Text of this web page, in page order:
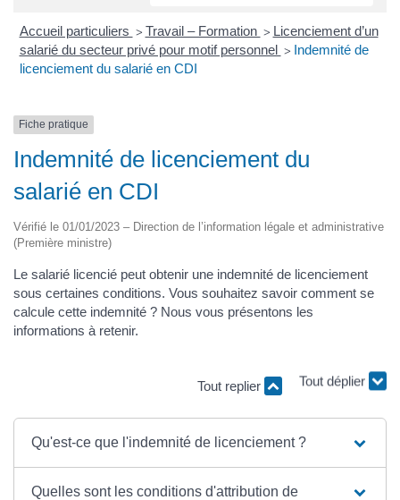
Accueil particuliers > Travail – Formation > Licenciement d’un
salarié du secteur privé pour motif personnel > Indemnité de
licenciement du salarié en CDI
Fiche pratique
Indemnité de licenciement du
salarié en CDI
Vérifié le 01/01/2023 – Direction de l’information légale et administrative
(Première ministre)
Le salarié licencié peut obtenir une indemnité de licenciement
sous certaines conditions. Vous souhaitez savoir comment se
calcule cette indemnité ? Nous vous présentons les
informations à retenir.
Tout replier Tout déplier
Qu'est-ce que l'indemnité de licenciement ?
Quelles sont les conditions d'attribution de